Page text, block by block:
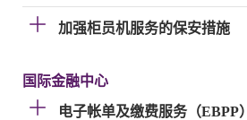
加强柜员机服务的保安措施
国际金融中心
电子帐单及缴费服务（EBPP）